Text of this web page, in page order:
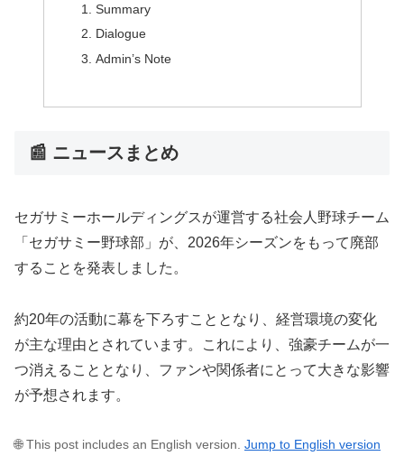
Summary
Dialogue
Admin’s Note
📰 ニュースまとめ
セガサミーホールディングスが運営する社会人野球チーム
「セガサミー野球部」が、2026年シーズンをもって廃部
することを発表しました。
約20年の活動に幕を下ろすこととなり、経営環境の変化
が主な理由とされています。これにより、強豪チームが一
つ消えることとなり、ファンや関係者にとって大きな影響
が予想されます。
🌐 This post includes an English version. Jump to English version